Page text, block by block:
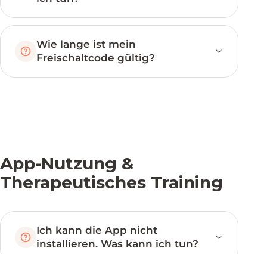
Wie lange ist mein
Freischaltcode gültig?
App-Nutzung &
Therapeutisches Training
Ich kann die App nicht
installieren. Was kann ich tun?